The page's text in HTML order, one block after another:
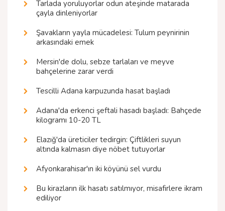
Tarlada yoruluyorlar odun ateşinde matarada
çayla dinleniyorlar
Şavakların yayla mücadelesi: Tulum peynirinin
arkasındaki emek
Mersin'de dolu, sebze tarlaları ve meyve
bahçelerine zarar verdi
Tescilli Adana karpuzunda hasat başladı
Adana'da erkenci şeftali hasadı başladı: Bahçede
kilogramı 10-20 TL
Elazığ'da üreticiler tedirgin: Çiftlikleri suyun
altında kalmasın diye nöbet tutuyorlar
Afyonkarahisar'ın iki köyünü sel vurdu
Bu kirazların ilk hasatı satılmıyor, misafirlere ikram
ediliyor